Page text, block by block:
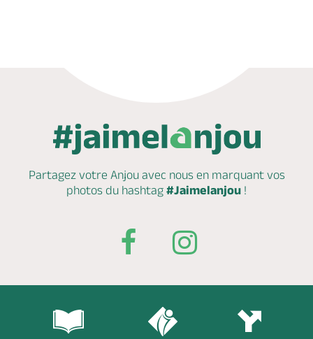
Partagez votre Anjou avec nous en marquantvos
photos du hashtag #Jaimelanjou !